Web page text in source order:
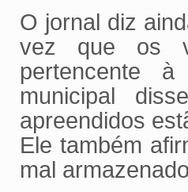
O jornal diz
vez que os
pertencente
municipal
apreendidos
Ele também
mal